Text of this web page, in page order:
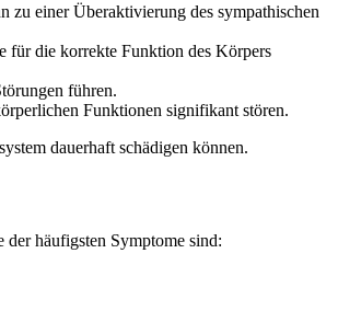
zu einer Überaktivierung des sympathischen
für die korrekte Funktion des Körpers
führen.
Funktionen signifikant stören.
dauerhaft schädigen können.
häufigsten Symptome sind: